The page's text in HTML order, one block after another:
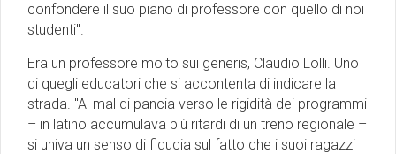
confondere il suo piano di professore con quello di noi
studenti''.
Era un professore molto sui generis, Claudio Lolli. Uno
di quegli educatori che si accontenta di indicare la
strada. ''Al mal di pancia verso le rigidità dei programmi
– in latino accumulava più ritardi di un treno regionale –
si univa un senso di fiducia sul fatto che i suoi ragazzi